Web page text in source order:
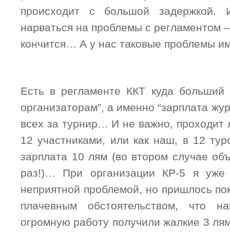
происходит с большой
нарваться на проблемы с регламентом
кончится… А у нас таковые проблемы
Есть в регламенте ККТ куда больший
организаторам”, а именно “зарплата
всех за турнир… И не важно, проходит
12 участниками, или как наш, в 12
зарплата 10 лям (во втором случае
раз!)… При организации КР-5 я уже
неприятной проблемой, но пришлось
плачевным обстоятельством, что
огромную работу получили жалкие 3